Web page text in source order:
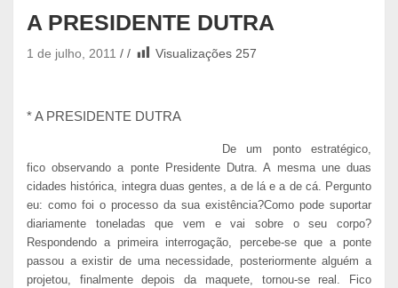
A PRESIDENTE DUTRA
1 de julho, 2011 Visualizações 257
* A PRESIDENTE DUTRA
De um ponto estratégico,
fico observando a ponte Presidente Dutra. A mesma une duas
cidades histórica, integra duas gentes, a de lá e a de cá. Pergunto
eu: como foi o processo da sua existência?Como pode suportar
diariamente toneladas que vem e vai sobre o seu corpo?
Respondendo a primeira interrogação, percebe-se que a ponte
passou a existir de uma necessidade, posteriormente alguém a
projetou, finalmente depois da maquete, tornou-se real. Fico